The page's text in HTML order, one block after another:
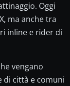
Oggi
ma anche tra
inline e rider di
vengano
di città e comuni